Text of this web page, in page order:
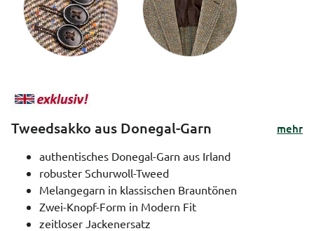
Tweedsakko aus Donegal-Garn
mehr
authentisches Donegal-Garn aus Irland
robuster Schurwoll-Tweed
Melangegarn in klassischen Brauntönen
Zwei-Knopf-Form in Modern Fit
zeitloser Jackenersatz